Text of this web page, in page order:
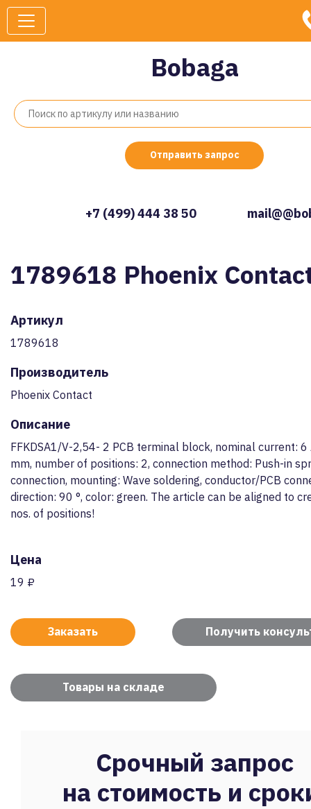
Bobaga
Отправить запрос
+7 (499) 444 38 50
1789618 Phoenix
Артикул
1789618
Производитель
Phoenix Contact
Описание
FFKDSA1/V-2,54- 2 PCB terminal block, nominal current: 6
mm, number of positions: 2, connection method: Push-in
connection, mounting: Wave soldering, conductor/PCB
direction: 90 °, color: green. The article can be aligned to
nos. of positions!
Цена
19 ₽
Заказать Получить
Товары на складе
Срочный запрос
на стоимость и